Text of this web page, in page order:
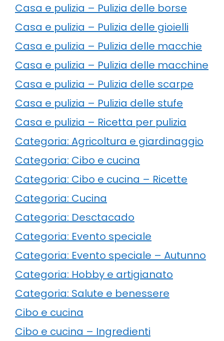
Casa e pulizia – Pulizia delle borse
Casa e pulizia – Pulizia delle gioielli
Casa e pulizia – Pulizia delle macchie
Casa e pulizia – Pulizia delle macchine
Casa e pulizia – Pulizia delle scarpe
Casa e pulizia – Pulizia delle stufe
Casa e pulizia – Ricetta per pulizia
Categoria: Agricoltura e giardinaggio
Categoria: Cibo e cucina
Categoria: Cibo e cucina – Ricette
Categoria: Cucina
Categoria: Desctacado
Categoria: Evento speciale
Categoria: Evento speciale – Autunno
Categoria: Hobby e artigianato
Categoria: Salute e benessere
Cibo e cucina
Cibo e cucina – Ingredienti